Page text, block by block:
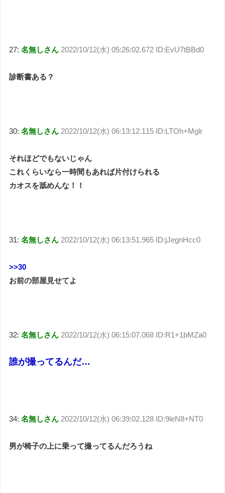
27:名無しさん 2022/10/12(水) 05:26:02.672 ID:EvU7tBBd0
診断書ある？
30:名無しさん 2022/10/12(水) 06:13:12.115 ID:LTOh+Mglr
それほどでもないじゃん
これくらいなら一時間もあれば片付けられる
カオスを舐めんな！！
31:名無しさん 2022/10/12(水) 06:13:51.965 ID:jJegnHcc0
>>30
お前の部屋見せてよ
32:名無しさん 2022/10/12(水) 06:15:07.068 ID:R1+1bMZa0
誰が撮ってるんだ…
34:名無しさん 2022/10/12(水) 06:39:02.128 ID:9leN8+NT0
男が椅子の上に乗って撮ってるんだろうね